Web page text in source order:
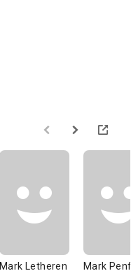
Mark Letheren Mark